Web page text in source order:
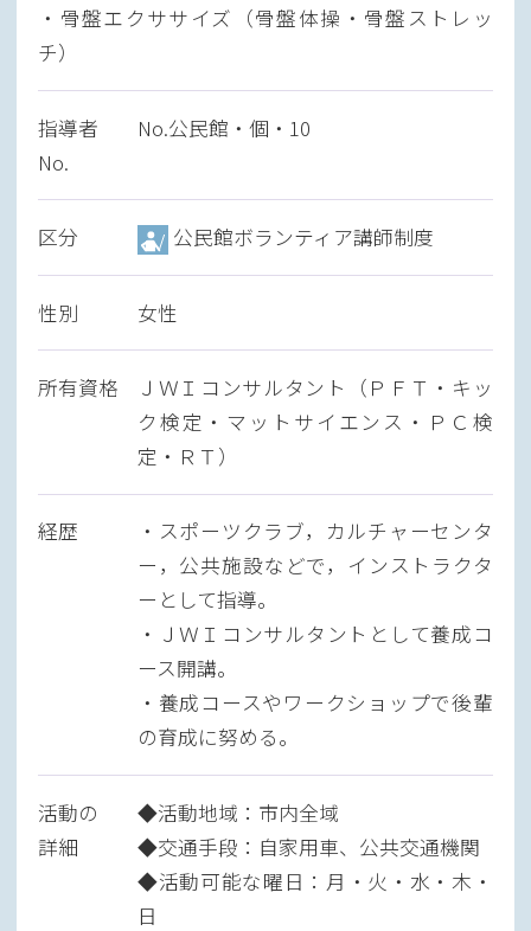
・骨盤エクササイズ（骨盤体操・骨盤ストレッ
チ）
指導者
No.
No.公民館・個・10
区分 公民館ボランティア講師制度
性別 女性
所有資格
ＪＷＩコンサルタント（ＰＦＴ・キッ
ク検定・マットサイエンス・ＰＣ検
定・ＲＴ）
経歴
・スポーツクラブ，カルチャーセンタ
ー，公共施設などで，インストラクタ
ーとして指導。
・ＪＷＩコンサルタントとして養成コ
ース開講。
・養成コースやワークショップで後輩
の育成に努める。
活動の
詳細
◆活動地域：市内全域
◆交通手段：自家用車、公共交通機関
◆活動可能な曜日：月・火・水・木・
日